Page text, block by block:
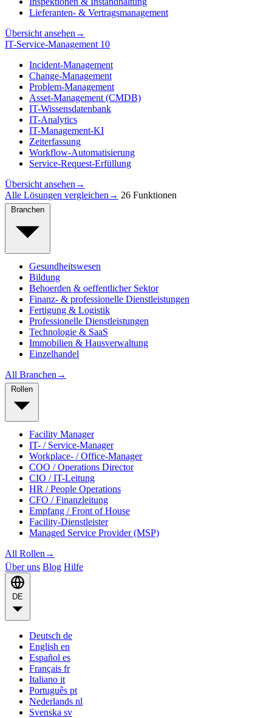
Lieferanten- & Vertragsmanagement
Übersicht ansehen →
IT-Service-Management 10
Incident-Management
Change-Management
Problem-Management
Asset-Management (CMDB)
IT-Wissensdatenbank
IT-Analytics
IT-Management-KI
Zeiterfassung
Workflow-Automatisierung
Service-Request-Erfüllung
Übersicht ansehen →
Alle Lösungen vergleichen → 26 Funktionen
Gesundheitswesen
Bildung
Behoerden & oeffentlicher Sektor
Finanz- & professionelle Dienstleistungen
Fertigung & Logistik
Professionelle Dienstleistungen
Technologie & SaaS
Immobilien & Hausverwaltung
Einzelhandel
All Branchen →
Facility Manager
IT- / Service-Manager
Workplace- / Office-Manager
COO / Operations Director
CIO / IT-Leitung
HR / People Operations
CFO / Finanzleitung
Empfang / Front of House
Facility-Dienstleister
Managed Service Provider (MSP)
All Rollen →
Über uns Blog Hilfe
Deutsch de
English en
Español es
Français fr
Italiano it
Português pt
Nederlands nl
Svenska sv